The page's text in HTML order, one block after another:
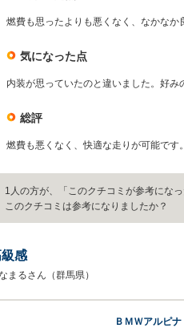
燃費も思ったよりも悪くなく、なかなか
気になった点
内装が思っていたのと違いました。好み
総評
燃費も悪くなく、快適な走りが可能です
1人の方が、「このクチコミが参考になっ
このクチコミは参考になりましたか？
感
まるさん（群馬県）
ＢＭＷアルピ